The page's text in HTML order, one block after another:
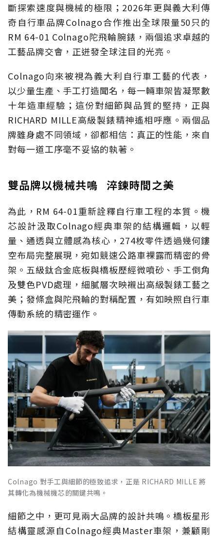
斷探索速度與機械的極限；2026年更與義大利傳
奇自行車品牌Colnago合作推出全球限量50只的
RM 64-01 Colnago陀飛輪腕錶，兩個追求卓越的
工藝品牌交會，正迸發全球注目的光亮。
Colnago向來被視為義大利自行車工藝的代表，
以少量生產、手工打造聞名，每一輛車架皆凝聚數
十年造車經驗；這份對細節與品質的堅持，正與
RICHARD MILLE高級製錶精神遙相呼應。兩個品
牌雖身處不同領域，卻都相信：真正的性能，來自
對每一道工序毫不妥協的執著。
雙品牌以機械共鳴 淬鍊時間之美
為此，RM 64-01重新詮釋自行車工程的本質。機
芯設計汲取Colnago經典車架的結構邏輯，以輕
量、通透與立體感為核心，274枚零件透過幾何鏤
空布局完整展現，宛如競速公路車裸露而精密的骨
架。五級鈦合金底板與橋板歷經微噴砂、手工倒角
及雙色PVD處理，細膩層次映襯出高級製錶工藝之
美；發條盒與陀飛輪的對稱配置，有如映照自行車
傳動系統的精密運作。
Colnago 對手工與細節的極致追求，正是 RICHARD MILLE 將
其轉化為機械機芯的關鍵共鳴。
細節之中，更可見兩大品牌的設計共鳴。橋板星形
結構靈感源自Colnago經典Master車架，兼顧剛